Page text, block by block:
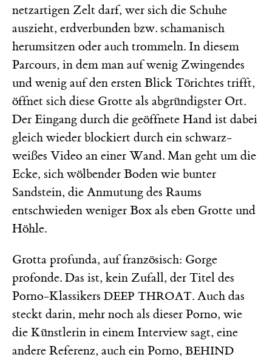
netzartigen Zelt darf, wer sich die Schuhe
auszieht, erdverbunden bzw. schamanisch
herumsitzen oder auch trommeln. In diesem
Parcours, in dem man auf wenig Zwingendes
und wenig auf den ersten Blick Törichtes trifft,
öffnet sich diese Grotte als abgründigster Ort.
Der Eingang durch die geöffnete Hand ist dabei
gleich wieder blockiert durch ein schwarz-
weißes Video an einer Wand. Man geht um die
Ecke, sich wölbender Boden wie bunter
Sandstein, die Anmutung des Raums
entschwieden weniger Box als eben Grotte und
Höhle.
Grotta profunda, auf französisch: Gorge
profonde. Das ist, kein Zufall, der Titel des
Porno-Klassikers DEEP THROAT. Auch das
steckt darin, mehr noch als dieser Porno, wie
die Künstlerin in einem Interview sagt, eine
andere Referenz, auch ein Porno, BEHIND